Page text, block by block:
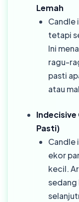
Lemah
Candle
tetapi
Ini
ragu-
pasti
atau
Indecisive
Pasti)
Candle
ekor
kecil.
sedang